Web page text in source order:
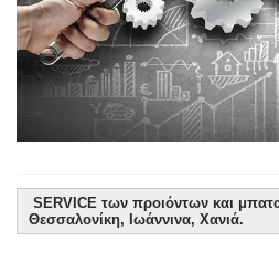
SERVICE των προιόντων και
Θεσσαλονίκη, Ιωάννινα, Χανιά.